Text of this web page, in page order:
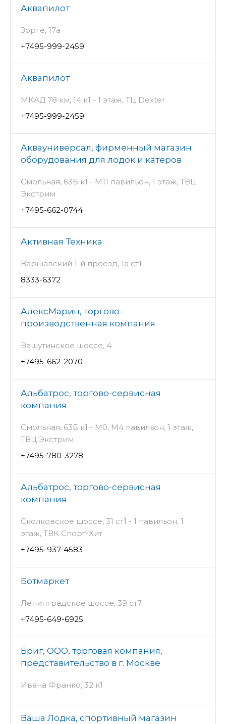
Аквапилот
Зорге, 17а
+7495-999-2459
Аквапилот
МКАД 78 км, 14 к1 - 1 этаж, ТЦ Dexter
+7495-999-2459
Аквауниверсал, фирменный магазин
оборудования для лодок и катеров
Смольная, 63Б к1 - М11 павильон, 1 этаж, ТВЦ
Экстрим
+7495-662-0744
Активная Техника
Варшавский 1-й проезд, 1а ст1
8333-6372
АлексМарин, торгово-
производственная компания
Вашутинское шоссе, 4
+7495-662-2070
Альбатрос, торгово-сервисная
компания
Смольная, 63Б к1 - М0, М4 павильон, 1 этаж,
ТВЦ Экстрим
+7495-780-3278
Альбатрос, торгово-сервисная
компания
Сколковское шоссе, 31 ст1 - 1 павильон, 1
этаж, ТВК Спорт-Хит
+7495-937-4583
Ботмаркет
Ленинградское шоссе, 39 ст7
+7495-649-6925
Бриг, ООО, торговая компания,
представительство в г. Москве
Ивана Франко, 32 к1
Ваша Лодка, спортивный магазин